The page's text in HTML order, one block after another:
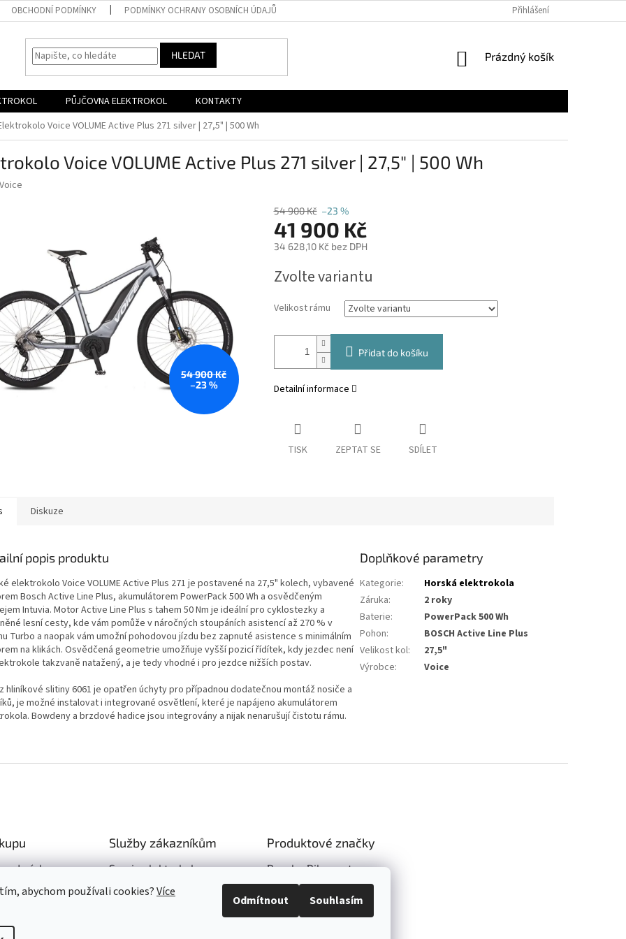
abychom používali cookies?Více
Odmítnout Souhlasím
OBCHODNÍ PODMÍNKY PODMÍNKY OCHRANY OSOBNÍCH ÚDAJŮ Přihlášení
HLEDAT
NÁKUPNÍ
Prázdný košík
PŮJČOVNA ELEKTROKOL
KONTAKTY
Voice VOLUME Active Plus 271 silver | 27,5" | 500 Wh
Voice VOLUME Active Plus 271 silver | 27,5" | 500 Wh
Voice
54 900 Kč
–23 %
54 900 Kč –23 %
41 900 Kč
34 628,10 Kč bez DPH
cena:
Zvolte variantu
Velikost rámu
Přidat do košíku
Detailní informace
TISK ZEPTAT SE SDÍLET
Diskuze
popis produktu
elektrokolo Voice VOLUME Active Plus 271 je postavené na 27,5" kolech, vybavené
Bosch Active Line Plus, akumulátorem PowerPack 500 Wh a osvědčeným
Intuvia. Motor Active Line Plus s tahem 50 Nm je ideální pro cyklostezky a
lesní cesty, kde vám pomůže v náročných stoupáních asistencí až 270 % v
Turbo a naopak vám umožní pohodovou jízdu bez zapnuté asistence s minimálním
na klikách. Osvědčená geometrie umožňuje vyšší pozicí řídítek, kdy jezdec není
takzvaně natažený, a je tedy vhodné i pro jezdce nižších postav.
hliníkové slitiny 6061 je opatřen úchyty pro případnou dodatečnou montáž nosiče a
je možné instalovat i integrované osvětlení, které je napájeno akumulátorem
Bowdeny a brzdové hadice jsou integrovány a nijak nenarušují čistotu rámu.
Doplňkové parametry
Kategorie:
Horská elektrokola
Záruka:
2 roky
Baterie:
PowerPack 500 Wh
Pohon:
BOSCH Active Line Plus
Velikost kol:
27,5"
Výrobce: Voice
platba v ČR
Služby zákazníkům
Servis elektrokol
Půjčovna elektrokol
Produktové značky
Bosch eBike systems